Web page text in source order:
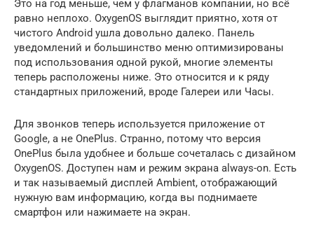
Это на год меньше, чем у флагманов компании, но всё
равно неплохо. OxygenOS выглядит приятно, хотя от
чистого Android ушла довольно далеко. Панель
уведомлений и большинство меню оптимизированы
под использования одной рукой, многие элементы
теперь расположены ниже. Это относится и к ряду
стандартных приложений, вроде Галереи или Часы.
Для звонков теперь используется приложение от
Google, а не OnePlus. Странно, потому что версия
OnePlus была удобнее и больше сочеталась с дизайном
OxygenOS. Доступен нам и режим экрана always-on. Есть
и так называемый дисплей Ambient, отображающий
нужную вам информацию, когда вы поднимаете
смартфон или нажимаете на экран.